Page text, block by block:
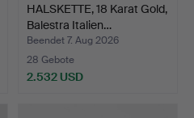
HALSKETTE, 18 Karat Gold,
Balestra Italien…
Beendet 7. Aug 2026
28 Gebote
2.532 USD